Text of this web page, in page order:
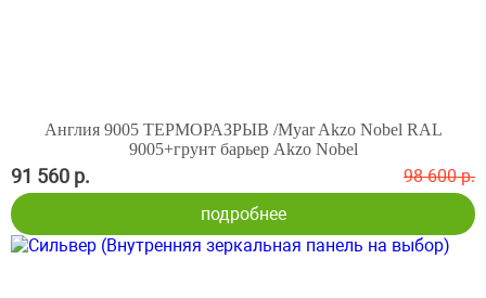
Англия 9005 ТЕРМОРАЗРЫВ /Myar Akzo Nobel RAL
9005+грунт барьер Akzo Nobel
91 560 р.
98 600 р.
подробнее